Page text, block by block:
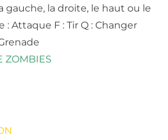
gauche, la droite, le haut ou le
: Attaque F : Tir Q : Changer
ZOMBIES